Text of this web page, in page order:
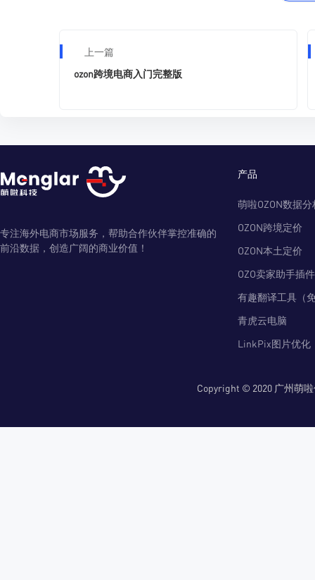
上一篇
ozon跨境电商入门完整版
专注海外电商市场服务，帮助合作伙伴掌控准确的
前沿数据，创造广阔的商业价值！
产品
萌啦OZON数据分
OZON跨境定价
OZON本土定价
OZO卖家助手插件
有趣翻译工具（
青虎云电脑
LinkPix图片优化
Copyright © 2020 广州萌